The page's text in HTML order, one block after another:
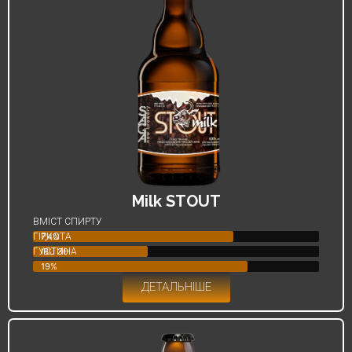
Milk STOUT
ВМІСТ СПИРТУ
7,4%
ГІРКОТА
IBU 30
ГУСТИНА
19%
ДЕТАЛЬНІШЕ